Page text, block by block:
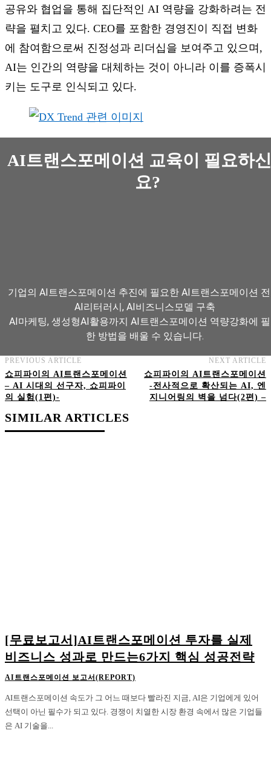
공유와 협업을 통해 집단적인 AI 역량을 강화하려는 전
략을 펼치고 있다. CEO를 포함한 경영진이 직접 변화
에 참여함으로써 진정성과 리더십을 보여주고 있으며,
AI는 인간의 역량을 대체하는 것이 아니라 이를 증폭시
키는 도구로 인식되고 있다.
AI트랜스포메이션 교육이 필요하
요?
기업의 AI트랜스포메이션 추진에 필요한 AI트랜스포메이션
AI리터러시, AI비즈니스모델 구축
AI마케팅, 생성형AI활용까지 AI트랜스포메이션 역량강화에
한 방법을 배울 수 있습니다.
AI트랜스포메이션 아카데미 교육과정 보기
PREVIOUS ARTICLE
쇼피파이의 AI트랜스포메이션
– AI 시대의 선구자, 쇼피파이
의 실험(1편)-
NEXT ARTICLE
쇼피파이의 AI트랜스포메이션
-전사적으로 확산되는 AI, 엔
지니어링의 벽을 넘다(2편) –
SIMILAR ARTICLES
[무료보고서]AI트랜스포메이션 투자를 실제
비즈니스 성과로 만드는6가지 핵심 성공전략
AI트랜스포메이션 보고서(REPORT)
AI트랜스포메이션 속도가 그 어느 때보다 빨라진 지금, AI은 기업에게 있어
선택이 아닌 필수가 되고 있다. 경쟁이 치열한 시장 환경 속에서 많은 기업들
은 AI 기술을...